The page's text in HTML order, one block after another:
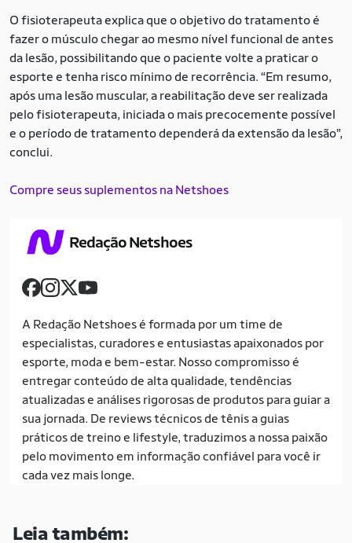
Leia também:
O fisioterapeuta explica que o objetivo do tratamento é
fazer o músculo chegar ao mesmo nível funcional de antes
da lesão, possibilitando que o paciente volte a praticar o
esporte e tenha risco mínimo de recorrência. “Em resumo,
após uma lesão muscular, a reabilitação deve ser realizada
pelo fisioterapeuta, iniciada o mais precocemente possível
e o período de tratamento dependerá da extensão da lesão”,
conclui.
Compre seus suplementos na Netshoes
Redação Netshoes
A Redação Netshoes é formada por um time de
especialistas, curadores e entusiastas apaixonados por
esporte, moda e bem-estar. Nosso compromisso é
entregar conteúdo de alta qualidade, tendências
atualizadas e análises rigorosas de produtos para guiar a
sua jornada. De reviews técnicos de tênis a guias
práticos de treino e lifestyle, traduzimos a nossa paixão
pelo movimento em informação confiável para você ir
cada vez mais longe.